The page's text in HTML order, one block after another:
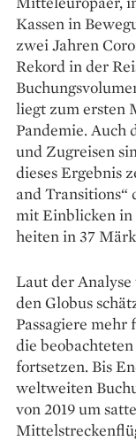
Kassen in
zwei Jahren
Rekord in der
liegt zum ersten
Pandemie. Auch
und Zug­reisen
dieses Ergebnis
and Transitions“
mit Einblicken in
heiten in 37
Laut der
den Globus
Passagiere mehr
die
fortsetzen. Bis
weltweiten
von 2019 um